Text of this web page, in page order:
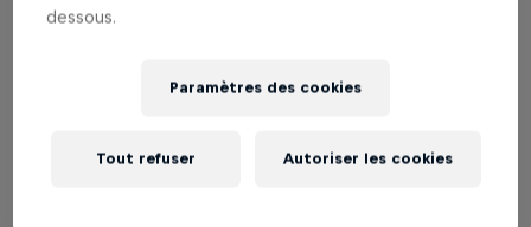
dessous.
Paramètres des cookies
Tout refuser Autoriser les cookies